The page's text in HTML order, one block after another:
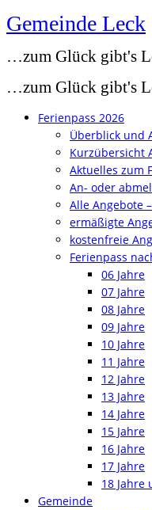
Zum
springen
Gemeinde Leck
…zum Glück gibt's
…zum Glück gibt's
Ferienpass 2026
Überblick und
Kurzübersicht
Aktuelles zum
An- oder
Alle Angebote
ermäßigte
kostenfreie
Ferienpass
06 Jahre
07 Jahre
08 Jahre
09 Jahre
10 Jahre
11 Jahre
12 Jahre
13 Jahre
14 Jahre
15 Jahre
16 Jahre
17 Jahre
18 Jahre
Gemeinde